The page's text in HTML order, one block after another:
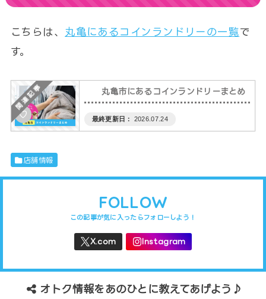
こちらは、 丸亀にあるコインランドリーの一覧で
す。
♡
丸亀市にあるコインランドリーまとめ
2026.07.24
店舗情報
FOLLOW
オトク情報をあのひとに教えてあげよう♪